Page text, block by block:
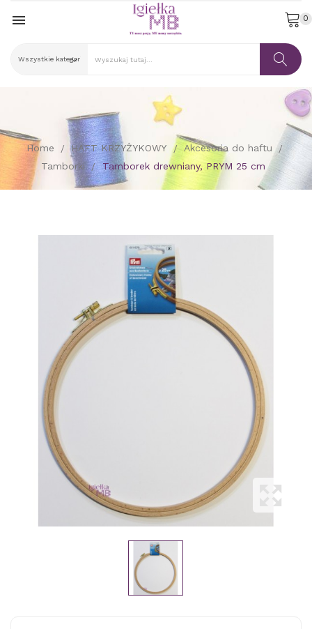
 0
Home HAFT KRZYŻYKOWY
Akcesoria do haftu
Tamborki
Tamborek drewniany, PRYM 25 cm